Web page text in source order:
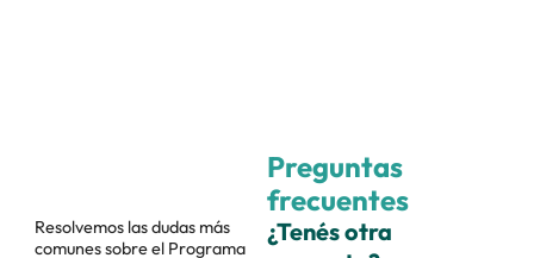
Preguntas
frecuentes
¿Tenés otra
Resolvemos las dudas más
comunes sobre el Programa